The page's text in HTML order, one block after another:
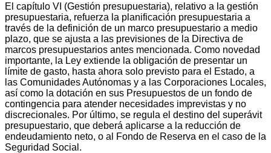
El capítulo VI (Gestión presupuestaria), relativo a la gestión
presupuestaria, refuerza la planificación presupuestaria a
través de la definición de un marco presupuestario a medio
plazo, que se ajusta a las previsiones de la Directiva de
marcos presupuestarios antes mencionada. Como novedad
importante, la Ley extiende la obligación de presentar un
límite de gasto, hasta ahora solo previsto para el Estado, a
las Comunidades Autónomas y a las Corporaciones Locales,
así como la dotación en sus Presupuestos de un fondo de
contingencia para atender necesidades imprevistas y no
discrecionales. Por último, se regula el destino del superávit
presupuestario, que deberá aplicarse a la reducción de
endeudamiento neto, o al Fondo de Reserva en el caso de la
Seguridad Social.